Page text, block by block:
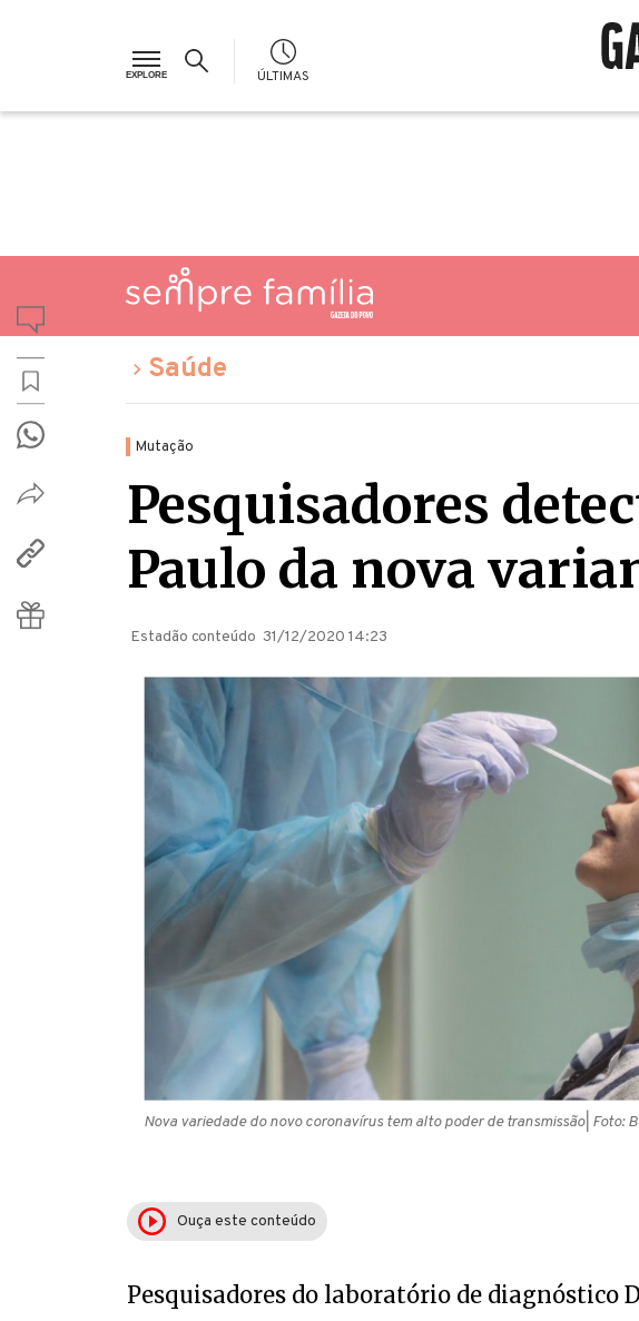
ÚLTIMAS
Saúde
Mutação
Pesquisadores
Paulo da nova
Estadão conteúdo 31/12/2020 14:23
Nova variedade do novo coronavírus tem alto poder de transmissão| Foto:
Ouça este conteúdo
Pesquisadores do laboratório de diagnóstico